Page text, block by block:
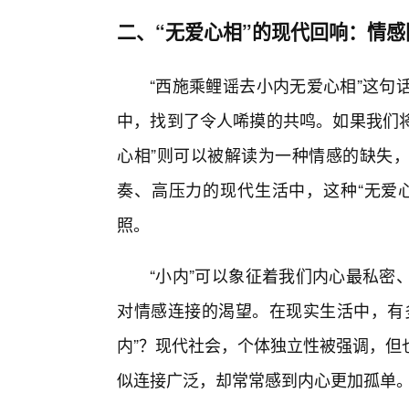
二、“无爱心相”的现代回响：情
“西施乘鲤谣去小内无爱心相”这
中，找到了令人唏摸的共鸣。如果我们
心相”则可以被解读为一种情感的缺失
奏、高压力的现代生活中，这种“无
照。
“小内”可以象征着我们内心最私
对情感连接的渴望。在现实生活中，
内”？现代社会，个体独立性被强调，
似连接广泛，却常常感到内心更加孤单